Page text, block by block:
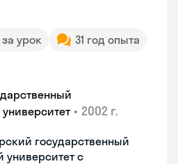
за урок
31 год опыта
• 2002 г.
государственный
университет с